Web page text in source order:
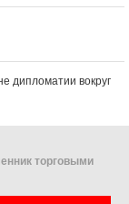
дипломатии вокруг
торговыми